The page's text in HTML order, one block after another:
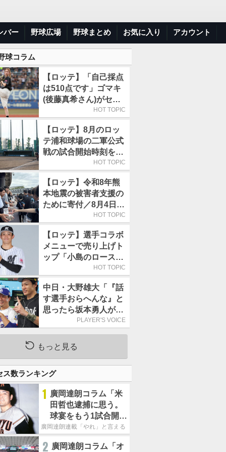
バー 野球広場 野球まとめ お気に入り アカウント
球コラム
【ロッテ】「自己採点
は510点です」ゴマキ
(後藤真希さん)がセレ
モニアルピッチHOT TOPIC
【ロッテ】8月のロッ
テ浦和球場の二軍公式
戦の試合開始時刻を午
前10時30分に変更HOT TOPIC
【ロッテ】令和8年熊
本地震の被害者支援の
ために寄付／8月4日に
は選手たちが募金箱を
HOT TOPIC
【ロッテ】選手コラボ
メニューで売り上げト
ップ「小島のロースト
ビーフ丼」が4年連続
HOT TOPIC
中日・大野雄大「『話
す選手おらへんな』と
思ったら坂本勇人が来
た！」／オールスター
PLAYER'S VOICE
もっと見る
ス数ランキング
1 廣岡達朗コラム「米
田哲也逮捕に思う。
球宴をもう1試合開催
でOB救済を」
廣岡達朗連載「やれ」と言える信念
2 廣岡達朗コラム「オ